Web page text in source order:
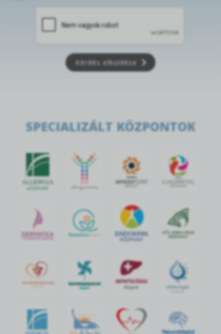
Kérdés elküldése
SPECIALIZÁLT KÖZPONTOK